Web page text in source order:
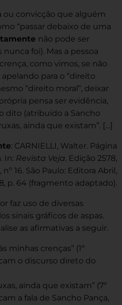
ou convicção que alguém
“passar debaixo de uma
não pode ser
foi). Mas a pessoa
como vimos, se não
para o “direito
“direito moral”, deixar
pensa ser evidência,
dito (atribuído a Sancho
ainda que existam”. […]
: CARNIELLI, Walter. Página
In: Revista Veja. Edição 2578,
nº 16. São Paulo: Editora Abril,
p. 64 (fragmento adaptado).
faz uso de diversas
sinais gráficos de aspas.
as afirmativas a seguir.
minhas crenças” (1º
o discurso direto do
ainda que existam” (7º
a fala de Sancho Pança,